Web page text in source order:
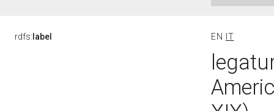
rdfs: label EN IT